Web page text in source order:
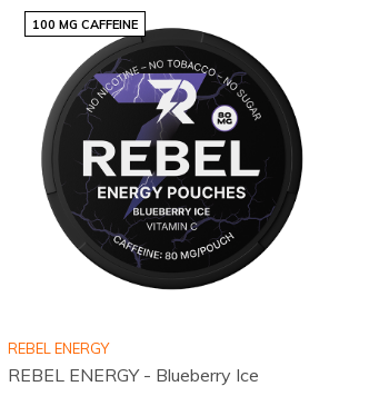
100 MG CAFFEINE
REBEL ENERGY
REBEL ENERGY - Blueberry Ice